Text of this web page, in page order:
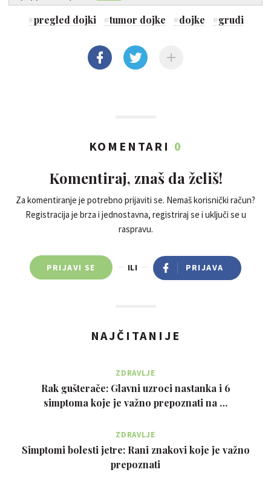
#pregled dojki #tumor dojke #dojke #grudi
KOMENTARI 0
Komentiraj, znaš da želiš!
Za komentiranje je potrebno prijaviti se. Nemaš korisnički račun?
Registracija je brza i jednostavna, registriraj se i uključi se u
raspravu.
PRIJAVI SE ILI PRIJAVA
NAJČITANIJE
ZDRAVLJE
Rak gušterače: Glavni uzroci nastanka i 6
simptoma koje je važno prepoznati na …
ZDRAVLJE
Simptomi bolesti jetre: Rani znakovi koje je važno
prepoznati